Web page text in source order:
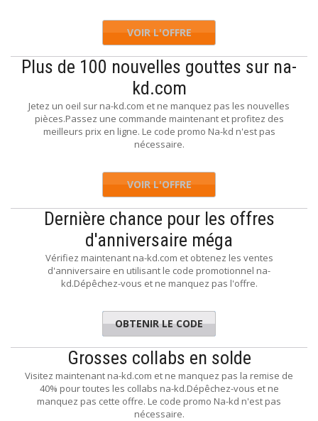
VOIR L'OFFRE
Plus de 100 nouvelles gouttes sur na-
kd.com
Jetez un oeil sur na-kd.com et ne manquez pas les nouvelles
pièces.Passez une commande maintenant et profitez des
meilleurs prix en ligne. Le code promo Na-kd n'est pas
nécessaire.
VOIR L'OFFRE
Dernière chance pour les offres
d'anniversaire méga
Vérifiez maintenant na-kd.com et obtenez les ventes
d'anniversaire en utilisant le code promotionnel na-
kd.Dépêchez-vous et ne manquez pas l'offre.
6YEARS
OBTENIR LE CODE
Grosses collabs en solde
Visitez maintenant na-kd.com et ne manquez pas la remise de
40% pour toutes les collabs na-kd.Dépêchez-vous et ne
manquez pas cette offre. Le code promo Na-kd n'est pas
nécessaire.